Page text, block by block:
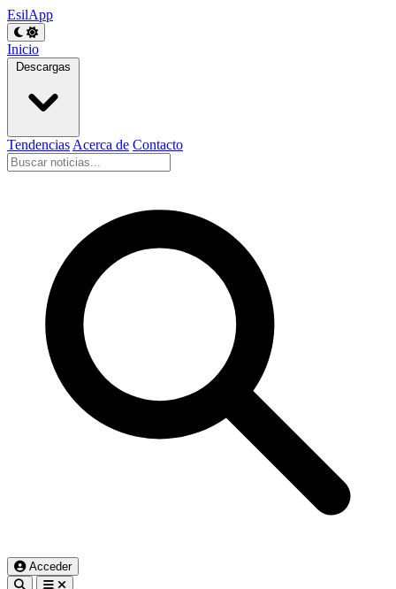
EsilApp
Inicio
Descargas
Tendencias Acerca de Contacto
Acceder